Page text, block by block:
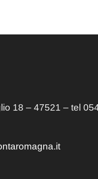
18 – 47521 – tel